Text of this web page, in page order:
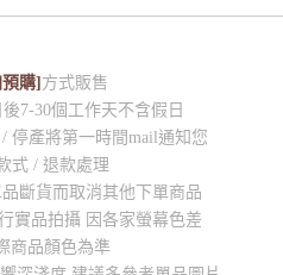
購] 方式販售
7-30個工作天不含假日
停產將第一時間mail通知您
式 / 退款處理
斷貨而取消其他下單商品
實品拍攝 因各家螢幕色差
商品顏色為準